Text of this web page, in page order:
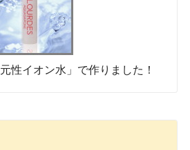
性イオン水」で作りました！